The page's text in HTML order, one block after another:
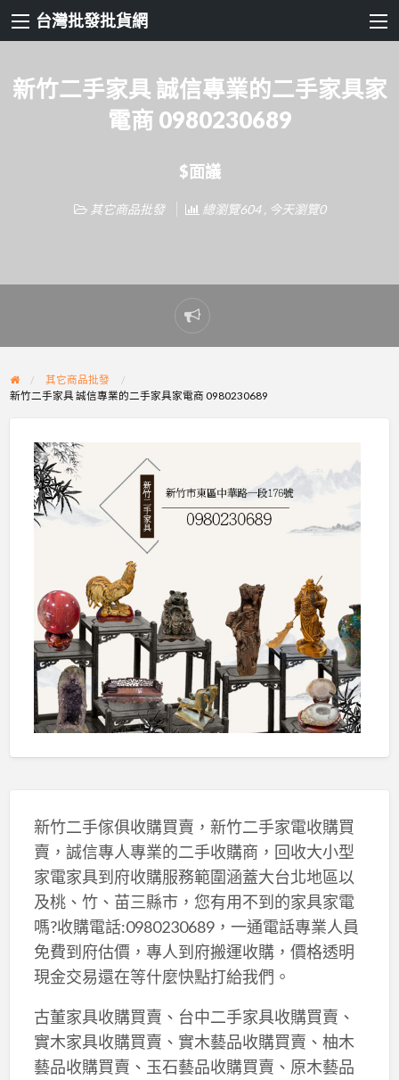
台灣批發批貨網
新竹二手家具 誠信專業的二手家具家
電商 0980230689
$面議
其它商品批發 總瀏覽604 , 今天瀏覽0
Report
problem
其它商品批發
新竹二手家具 誠信專業的二手家具家電商 0980230689
新竹二手傢俱收購買賣，新竹二手家電收購買
賣，誠信專人專業的二手收購商，回收大小型
家電家具到府收購服務範圍涵蓋大台北地區以
及桃、竹、苗三縣市，您有用不到的家具家電
嗎?收購電話:0980230689，一通電話專業人員
免費到府估價，專人到府搬運收購，價格透明
現金交易還在等什麼快點打給我們。
古董家具收購買賣、台中二手家具收購買賣、
實木家具收購買賣、實木藝品收購買賣、柚木
藝品收購買賣、玉石藝品收購買賣、原木藝品